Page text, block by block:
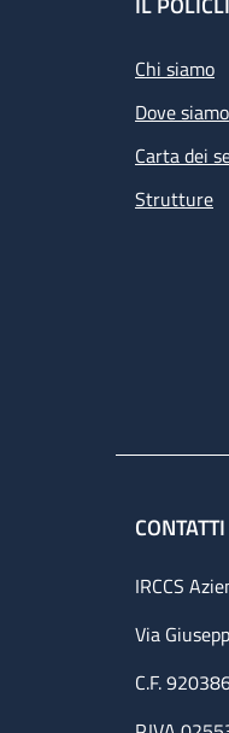
Chi siamo
Dove siamo
Carta dei
Strutture
CONTATTI
IRCCS
Via
C.F.